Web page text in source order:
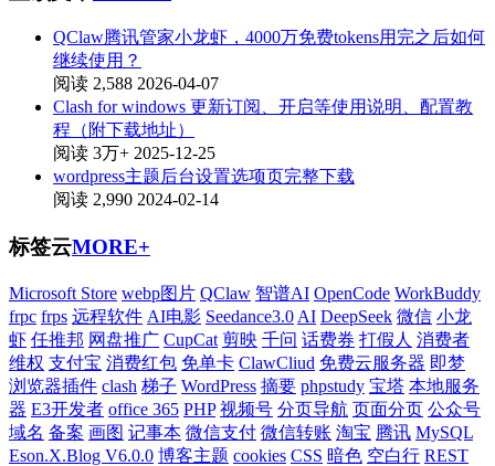
QClaw腾讯管家小龙虾，4000万免费tokens用完之后如何
继续使用？
阅读 2,588 2026-04-07
Clash for windows 更新订阅、开启等使用说明、配置教
程（附下载地址）
阅读 3万+ 2025-12-25
wordpress主题后台设置选项页完整下载
阅读 2,990 2024-02-14
标签云MORE+
Microsoft Store webp图片 QClaw 智谱AI OpenCode WorkBuddy
frpc frps 远程软件 AI电影 Seedance3.0 AI DeepSeek 微信 小龙
虾 任推邦 网盘推广 CupCat 剪映 千问 话费券 打假人 消费者
维权 支付宝 消费红包 免单卡 ClawCliud 免费云服务器 即梦
浏览器插件 clash 梯子 WordPress 摘要 phpstudy 宝塔 本地服务
器 E3开发者 office 365 PHP 视频号 分页导航 页面分页 公众号
域名 备案 画图 记事本 微信支付 微信转账 淘宝 腾讯 MySQL
Eson.X.Blog V6.0.0 博客主题 cookies CSS 暗色 空白行 REST